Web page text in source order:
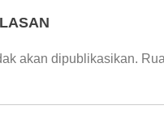
akan dipublikasikan.